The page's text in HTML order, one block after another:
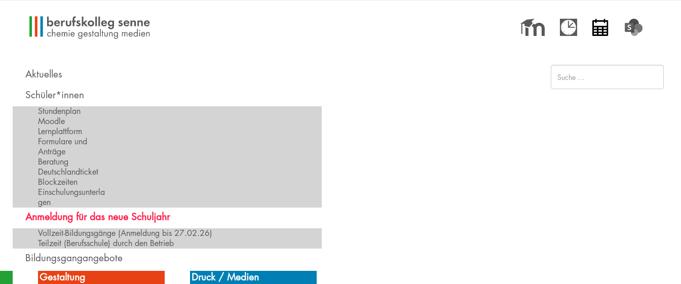
Aktuelles
Schüler*innen
Stundenplan
Moodle
Lernplattform
Formulare und
Anträge
Beratung
Deutschlandticket
Blockzeiten
Einschulungsunterla
gen
Anmeldung für das neue Schuljahr
Vollzeit-Bildungsgänge (Anmeldung bis 27.02.26)
Teilzeit (Berufsschule) durch den Betrieb
Bildungsgangangebote
Gestaltung
Druck / Medien